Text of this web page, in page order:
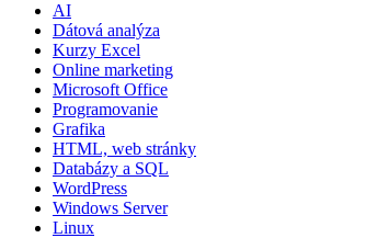
AI
Dátová analýza
Kurzy Excel
Online marketing
Microsoft Office
Programovanie
Grafika
HTML, web stránky
Databázy a SQL
WordPress
Windows Server
Linux